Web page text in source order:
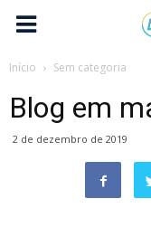
Início Sem categoria
Blog em
2 de dezembro de 2019